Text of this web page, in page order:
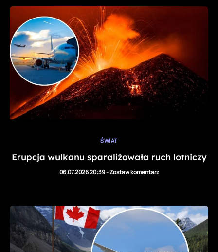
ŚWIAT
Erupcja wulkanu sparaliżowała ruch lotniczy
06.07.2026 20:39-Zostaw komentarz